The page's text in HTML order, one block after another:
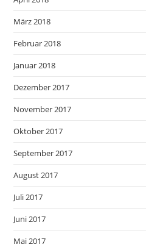
März 2018
Februar 2018
Januar 2018
Dezember 2017
November 2017
Oktober 2017
September 2017
August 2017
Juli 2017
Juni 2017
Mai 2017